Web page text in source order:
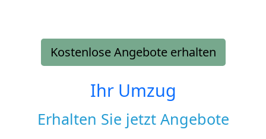
Kostenlose Angebote erhalten
Ihr Umzug
Erhalten Sie jetzt Angebote